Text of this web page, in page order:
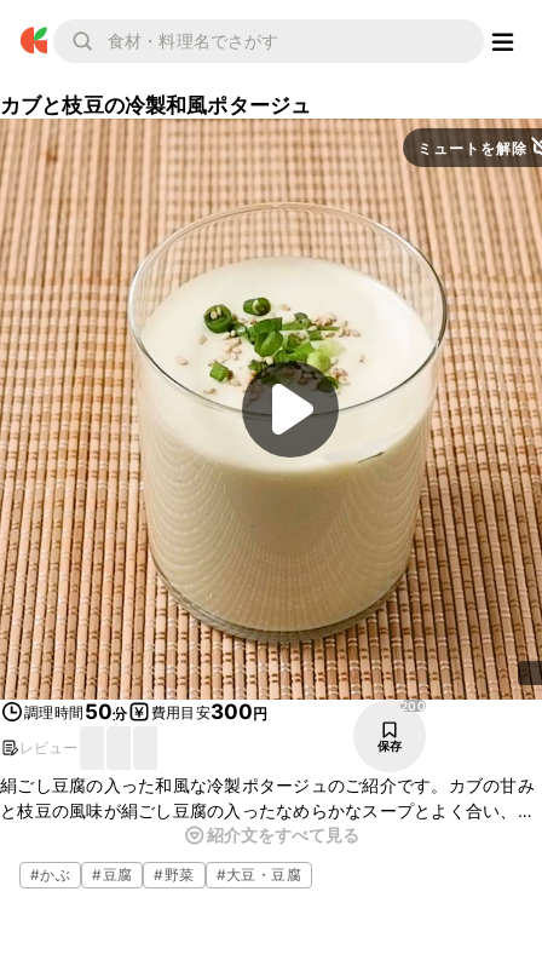
カブと枝豆の冷製和風ポタージュ
ミュートを解除
調理時間 50分 費用目安300円
レビュー
200
保存
絹ごし豆腐の入った和風な冷製ポタージュのご紹介です。カブの甘み
と枝豆の風味が絹ごし豆腐の入ったなめらかなスープとよく合い、冷
たく冷やしていただくと夏にぴったりですよ。色もきれいでおもてな
しにも喜ばれるスープです。ぜひ、お試しくださいね。
紹介文をすべて見る
#かぶ #豆腐 #野菜 #大豆・豆腐